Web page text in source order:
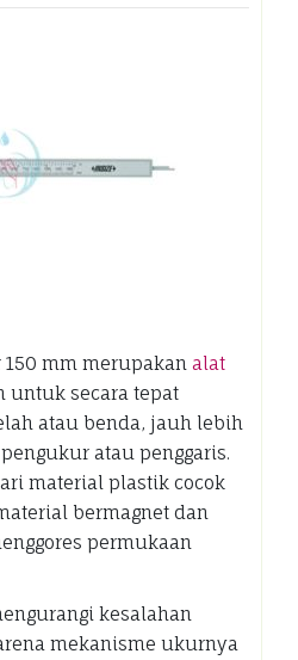
mm merupakan alat
untuk secara tepat
atau benda, jauh lebih
atau penggaris.
material plastik cocok
bermagnet dan
permukaan
kesalahan
mekanisme ukurnya